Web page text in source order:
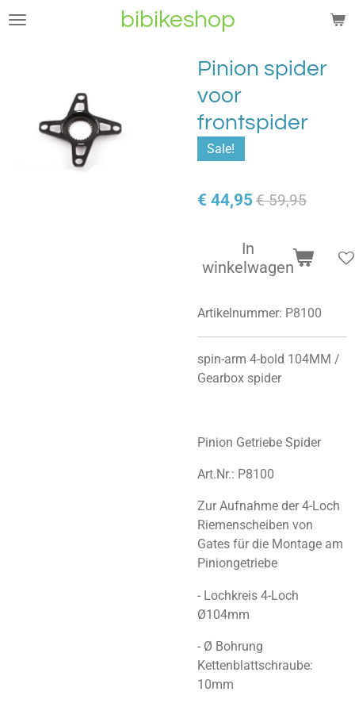
Ga
hoofdinhoud
bibikeshop
Pinion spider
voor
frontspider
Sale!
€ 44,95€ 59,95
In
winkelwagen
Artikelnummer: P8100
spin-arm 4-bold 104MM /
Gearbox spider
Pinion Getriebe Spider
Art.Nr.: P8100
Zur Aufnahme der 4-Loch
Riemenscheiben von
Gates für die Montage am
Piniongetriebe
- Lochkreis 4-Loch
Ø104mm
- Ø Bohrung
Kettenblattschraube:
10mm